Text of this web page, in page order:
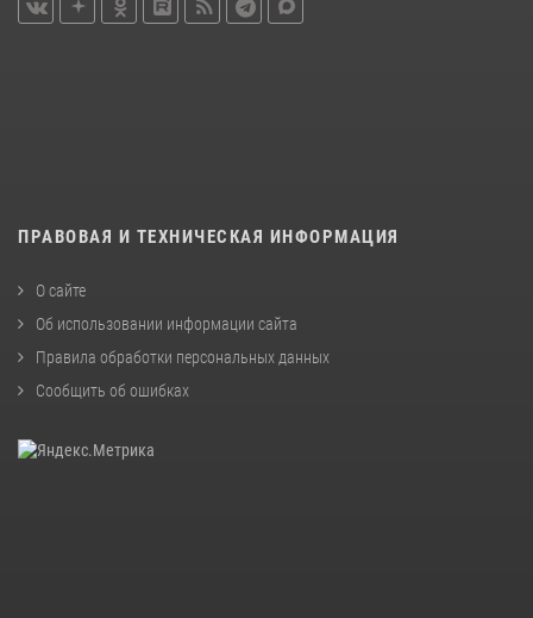
ПРАВОВАЯ И ТЕХНИЧЕСКАЯ ИНФОРМАЦИЯ
О сайте
Об использовании информации сайта
Правила обработки персональных данных
Сообщить об ошибках